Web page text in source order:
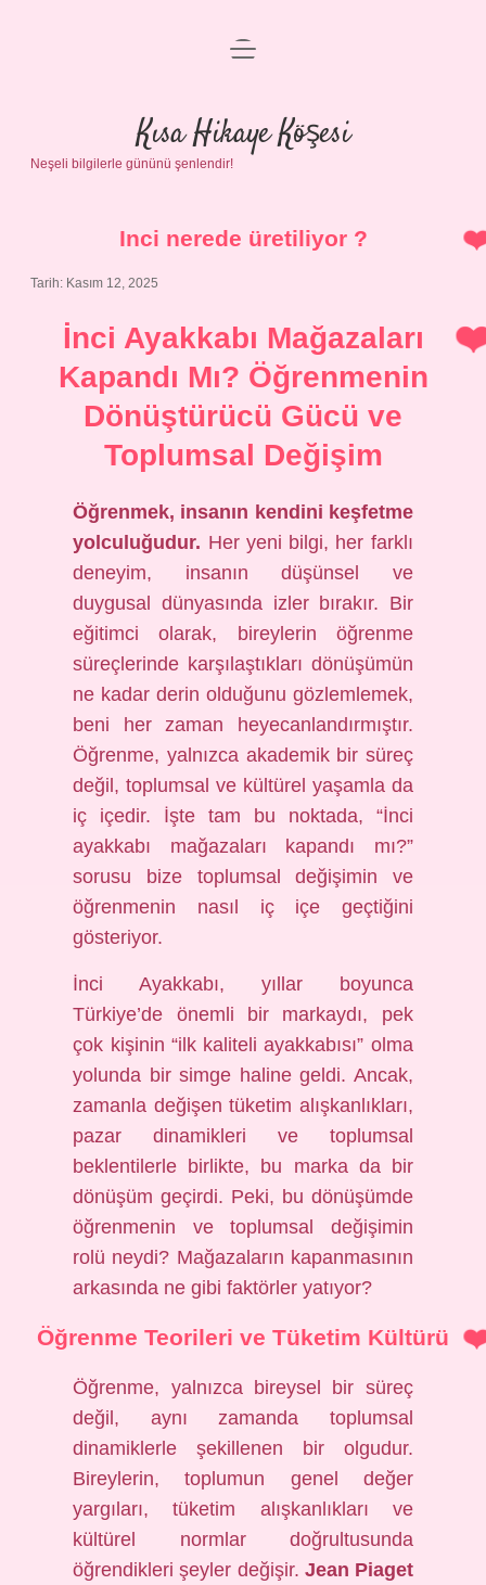
Anasayfa
Gizlilik Politikası
Yasal Uyarı
menüyü
Kısa Hikaye Köşesi
Neşeli bilgilerle gününü şenlendir!
Inci nerede üretiliyor ?
Tarih: Kasım 12, 2025
İnci Ayakkabı Mağazaları
Kapandı Mı? Öğrenmenin
Dönüştürücü Gücü ve
Toplumsal Değişim
Öğrenmek, insanın kendini keşfetme
yolculuğudur. Her yeni bilgi, her farklı
deneyim, insanın düşünsel ve
duygusal dünyasında izler bırakır. Bir
eğitimci olarak, bireylerin öğrenme
süreçlerinde karşılaştıkları dönüşümün
ne kadar derin olduğunu gözlemlemek,
beni her zaman heyecanlandırmıştır.
Öğrenme, yalnızca akademik bir süreç
değil, toplumsal ve kültürel yaşamla da
iç içedir. İşte tam bu noktada, “İnci
ayakkabı mağazaları kapandı mı?”
sorusu bize toplumsal değişimin ve
öğrenmenin nasıl iç içe geçtiğini
gösteriyor.
İnci Ayakkabı, yıllar boyunca
Türkiye’de önemli bir markaydı, pek
çok kişinin “ilk kaliteli ayakkabısı” olma
yolunda bir simge haline geldi. Ancak,
zamanla değişen tüketim alışkanlıkları,
pazar dinamikleri ve toplumsal
beklentilerle birlikte, bu marka da bir
dönüşüm geçirdi. Peki, bu dönüşümde
öğrenmenin ve toplumsal değişimin
rolü neydi? Mağazaların kapanmasının
arkasında ne gibi faktörler yatıyor?
Öğrenme Teorileri ve Tüketim Kültürü
Öğrenme, yalnızca bireysel bir süreç
değil, aynı zamanda toplumsal
dinamiklerle şekillenen bir olgudur.
Bireylerin, toplumun genel değer
yargıları, tüketim alışkanlıkları ve
kültürel normlar doğrultusunda
öğrendikleri şeyler değişir. Jean Piaget